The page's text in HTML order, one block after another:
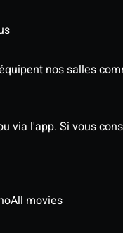
nos salles
via l'app. Si vous
All movies